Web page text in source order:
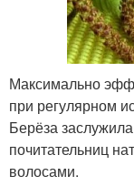
Максимально
при регулярном
Берёза
почитательниц
волосами.